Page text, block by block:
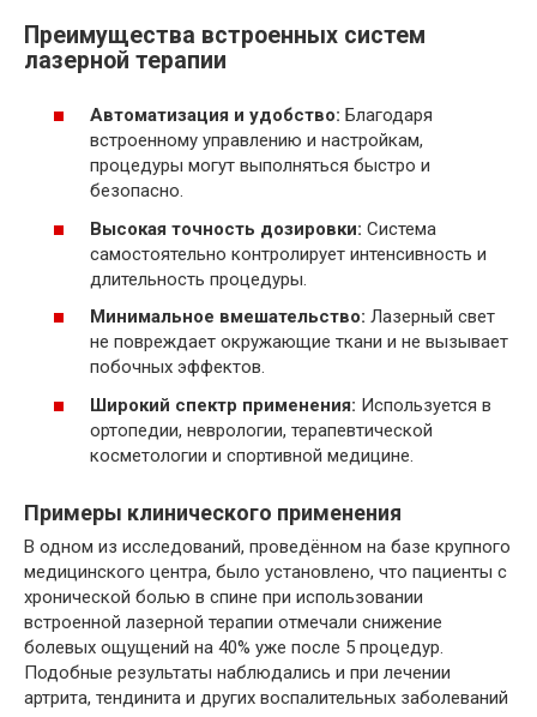
Преимущества встроенных систем
лазерной терапии
Автоматизация и удобство: Благодаря
встроенному управлению и настройкам,
процедуры могут выполняться быстро и
безопасно.
Высокая точность дозировки: Система
самостоятельно контролирует интенсивность и
длительность процедуры.
Минимальное вмешательство: Лазерный свет
не повреждает окружающие ткани и не вызывает
побочных эффектов.
Широкий спектр применения: Используется в
ортопедии, неврологии, терапевтической
косметологии и спортивной медицине.
Примеры клинического применения
В одном из исследований, проведённом на базе крупного
медицинского центра, было установлено, что пациенты с
хронической болью в спине при использовании
встроенной лазерной терапии отмечали снижение
болевых ощущений на 40% уже после 5 процедур.
Подобные результаты наблюдались и при лечении
артрита, тендинита и других воспалительных заболеваний